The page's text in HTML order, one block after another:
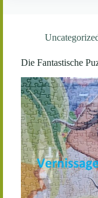
Die Fantastische